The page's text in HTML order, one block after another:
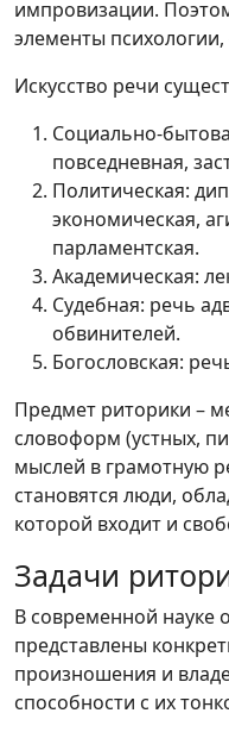
импровизации.
элементы
Искусство речи
Социально-
повседневная,
Политическая:
экономическая,
парламентская.
Академическая:
Судебная: речь
обвинителей.
Богословская:
Предмет риторики –
словоформ (устных,
мыслей в грамотную
становятся люди,
которой входит и
Задачи
В современной науке
представлены
произношения и
способности с их